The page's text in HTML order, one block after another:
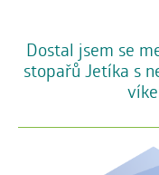
Dostal jsem se
stopařů Jetíka s